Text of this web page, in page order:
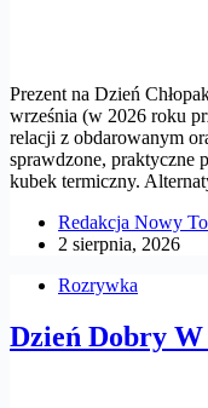
Prezent na Dzień
września (w 2026 roku
relacji z obdarowanym
sprawdzone, praktyczne
kubek termiczny.
Redakcja Nowy
2 sierpnia, 2026
Rozrywka
Dzień Dobry